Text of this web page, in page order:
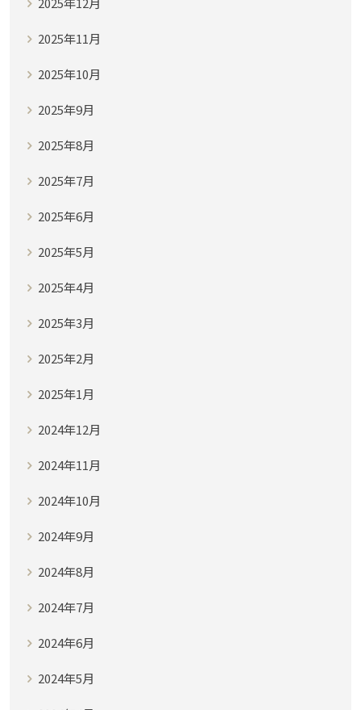
2025年11月
2025年10月
2025年9月
2025年8月
2025年7月
2025年6月
2025年5月
2025年4月
2025年3月
2025年2月
2025年1月
2024年12月
2024年11月
2024年10月
2024年9月
2024年8月
2024年7月
2024年6月
2024年5月